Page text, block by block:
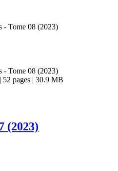
- Tome 08 (2023)
- Tome 08 (2023)
52 pages | 30.9 MB
(2023)